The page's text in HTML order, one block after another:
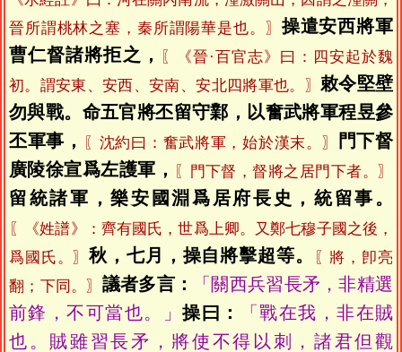
晉所謂桃林之塞，秦所謂陽華是也。〗 操遣安西將軍
曹仁督諸將拒之，
〖《晉·百官志》曰：四安起於魏
初。謂安東、安西、安南、安北四將軍也。〗 敕令堅壁
勿與戰。命五官將丕留守鄴，以奮武將軍程昱參
丕軍事，
〖沈約曰：奮武將軍，始於漢末。〗
門下督
廣陵徐宣爲左護軍，
〖門下督，督將之居門下者。〗
留統諸軍，樂安國淵爲居府長史，統留事。
〖《姓譜》：齊有國氏，世爲上卿。又鄭七穆子國之後，
爲國氏。〗秋，七月，操自將擊超等。
〖將，卽亮
翻；下同。〗 議者多言：
「關西兵習長矛，非精選
前鋒，不可當也。」操曰：
「戰在我，非在賊
也。賊雖習長矛，將使不得以刺，諸君但觀